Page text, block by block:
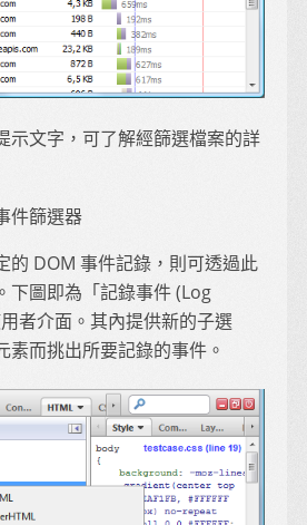
示文字，可了解經篩選檔案的詳
件篩選器
的 DOM 事件記錄，則可透過此
下圖即為「記錄事件 (Log
者介面。其內提供新的子選
素而挑出所要記錄的事件。